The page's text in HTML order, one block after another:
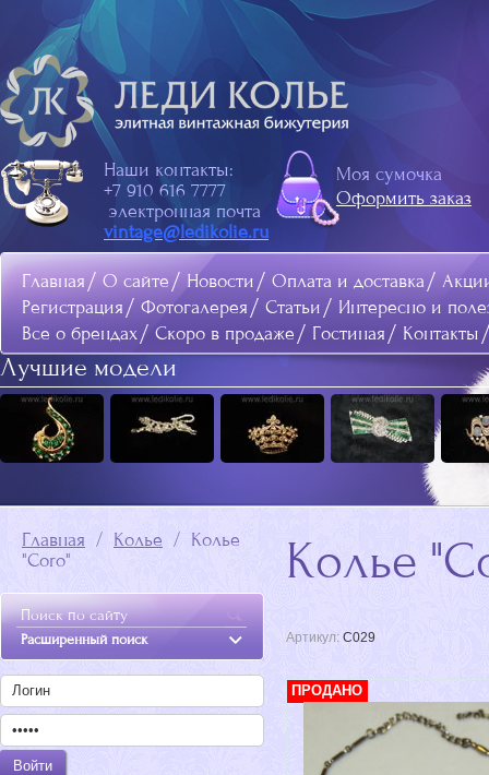
Главная О сайте Новости Оплата и доставка
Регистрация
Фотогалерея Статьи
Интересно и
Все о брендах
Скоро в продаже Гостиная Контакты
Моя сумочка
Оформить заказ
Наши контакты:
+7 910 616 7777
электронная почта
vintage@ledikolie.ru
Лучшие модели
Главная
  /
Колье
  /  Колье
"Coro"
Расширенный поиск
Колье
Артикул: C029
ПРОДАНО